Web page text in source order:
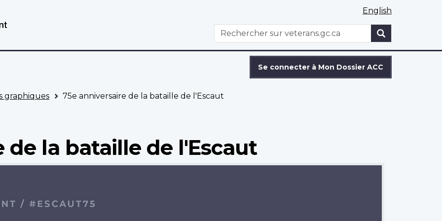
English
WxT
Search
Rechercher
Se connecter à Mon Dossier ACC
graphiques 75e anniversaire de la bataille de l'Escaut
de la bataille de l'Escaut